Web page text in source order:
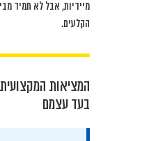
מיידיות, אבל לא תמיד
הקלעים.
המציאות
בעד עצמם